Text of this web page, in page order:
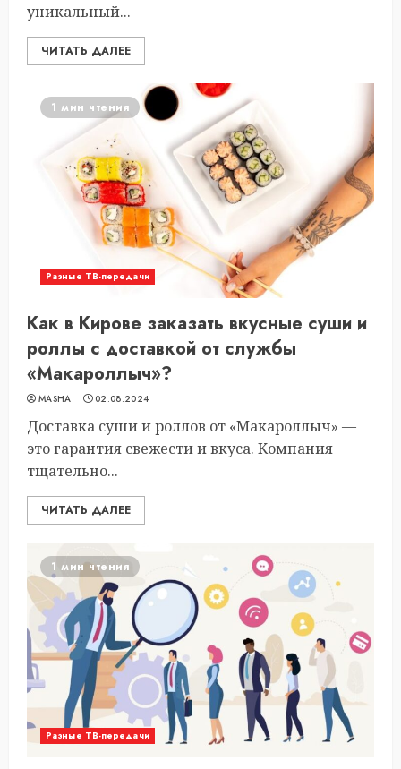
уникальный...
ЧИТАТЬ ДАЛЕЕ
1 мин чтения
Разные ТВ-передачи
Как в Кирове заказать вкусные суши и
роллы с доставкой от службы
«Макароллыч»?
MASHA 02.08.2024
Доставка суши и роллов от «Макароллыч» —
это гарантия свежести и вкуса. Компания
тщательно...
ЧИТАТЬ ДАЛЕЕ
1 мин чтения
Разные ТВ-передачи